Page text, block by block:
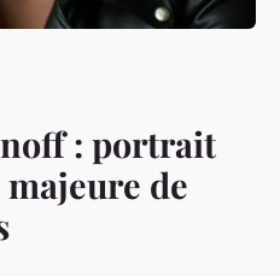
: portrait
de